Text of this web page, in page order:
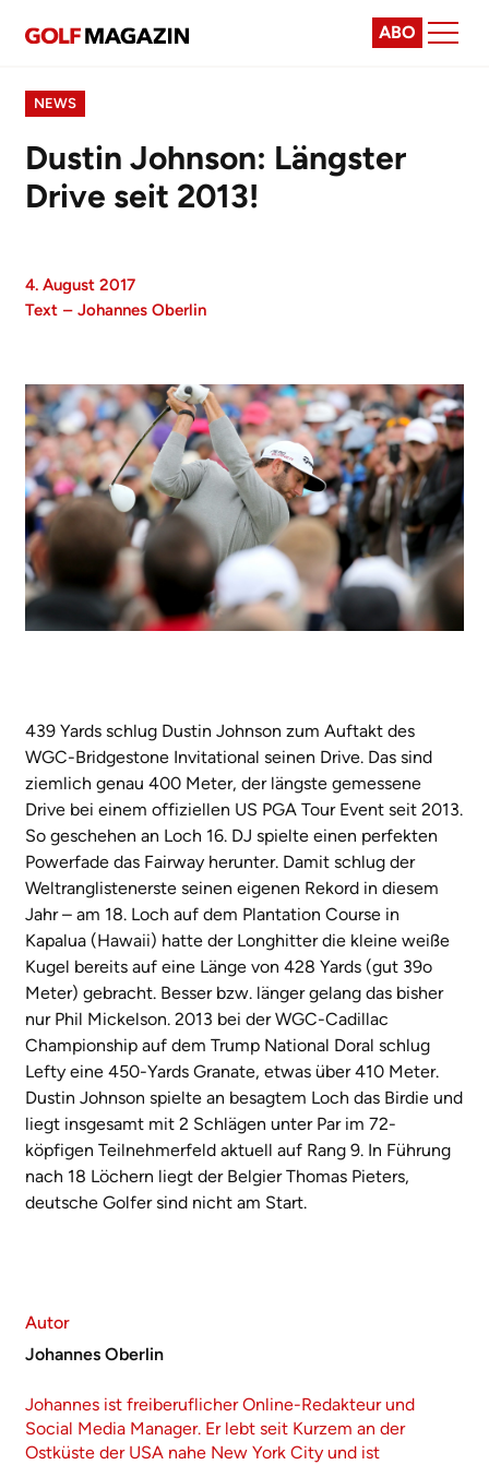
ABO
NEWS
Dustin Johnson: Längster
Drive seit 2013!
4. August 2017
Text – Johannes Oberlin
439 Yards schlug Dustin Johnson zum Auftakt des
WGC-Bridgestone Invitational seinen Drive. Das sind
ziemlich genau 400 Meter, der längste gemessene
Drive bei einem offiziellen US PGA Tour Event seit 2013.
So geschehen an Loch 16. DJ spielte einen perfekten
Powerfade das Fairway herunter. Damit schlug der
Weltranglistenerste seinen eigenen Rekord in diesem
Jahr – am 18. Loch auf dem Plantation Course in
Kapalua (Hawaii) hatte der Longhitter die kleine weiße
Kugel bereits auf eine Länge von 428 Yards (gut 39o
Meter) gebracht. Besser bzw. länger gelang das bisher
nur Phil Mickelson. 2013 bei der WGC-Cadillac
Championship auf dem Trump National Doral schlug
Lefty eine 450-Yards Granate, etwas über 410 Meter.
Dustin Johnson spielte an besagtem Loch das Birdie und
liegt insgesamt mit 2 Schlägen unter Par im 72-
köpfigen Teilnehmerfeld aktuell auf Rang 9. In Führung
nach 18 Löchern liegt der Belgier Thomas Pieters,
deutsche Golfer sind nicht am Start.
Autor
Johannes Oberlin
Johannes ist freiberuflicher Online-Redakteur und
Social Media Manager. Er lebt seit Kurzem an der
Ostküste der USA nahe New York City und ist